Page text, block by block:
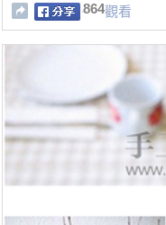
864觀看